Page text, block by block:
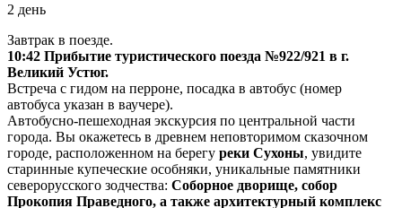
2 день
Завтрак в поезде.
10:42 Прибытие туристического поезда №922/921 в г.
Великий Устюг.
Встреча с гидом на перроне, посадка в автобус (номер
автобуса указан в ваучере).
Автобусно-пешеходная экскурсия по центральной части
города. Вы окажетесь в древнем неповторимом сказочном
городе, расположенном на берегу реки Сухоны, увидите
старинные купеческие особняки, уникальные памятники
северорусского зодчества: Соборное дворище, собор
Прокопия Праведного, а также архитектурный комплекс